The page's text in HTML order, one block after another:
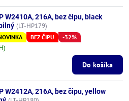
W2410A, 216A, bez čipu, black
(LT-HP179)
BEZ ČIPU -32%
Do košíka
W2412A, 216A, bez čipu, yellow